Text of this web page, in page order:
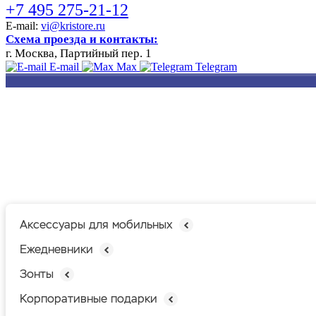
+7 495 275-21-12
E-mail: vi@kristore.ru
Схема проезда и контакты:
г. Москва, Партийный пер. 1
E-mail Max Telegram
Аксессуары для мобильных
Ежедневники
Зонты
Корпоративные подарки